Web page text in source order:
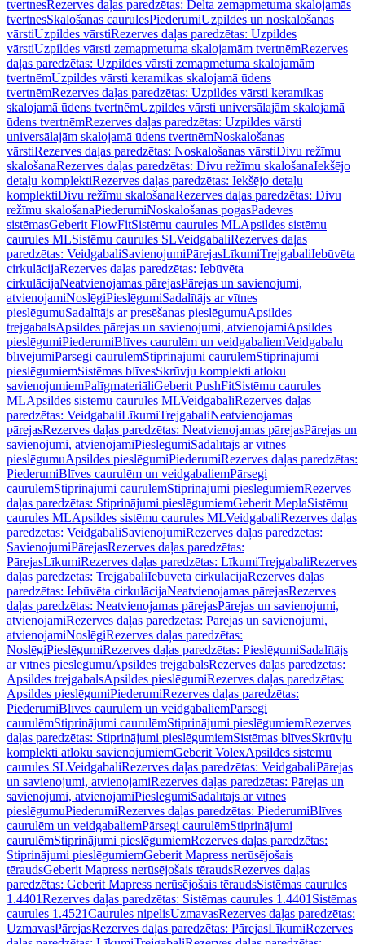
tvertnesRezerves daļas paredzētas: Delta zemapmetuma skalojamās
tvertnesSkalošanas caurulesPiederumiUzpildes un noskalošanas
vārstiUzpildes vārstiRezerves daļas paredzētas: Uzpildes
vārstiUzpildes vārsti zemapmetuma skalojamām tvertnēmRezerves
daļas paredzētas: Uzpildes vārsti zemapmetuma skalojamām
tvertnēmUzpildes vārsti keramikas skalojamā ūdens
tvertnēmRezerves daļas paredzētas: Uzpildes vārsti keramikas
skalojamā ūdens tvertnēmUzpildes vārsti universālajām skalojamā
ūdens tvertnēmRezerves daļas paredzētas: Uzpildes vārsti
universālajām skalojamā ūdens tvertnēmNoskalošanas
vārstiRezerves daļas paredzētas: Noskalošanas vārstiDivu režīmu
skalošanaRezerves daļas paredzētas: Divu režīmu skalošanaIekšējo
detaļu komplektiRezerves daļas paredzētas: Iekšējo detaļu
komplektiDivu režīmu skalošanaRezerves daļas paredzētas: Divu
režīmu skalošanaPiederumiNoskalošanas pogasPadeves
sistēmasGeberit FlowFitSistēmu caurules MLApsildes sistēmu
caurules MLSistēmu caurules SLVeidgabaliRezerves daļas
paredzētas: VeidgabaliSavienojumiPārejasLīkumiTrejgabaliIebūvēta
cirkulācijaRezerves daļas paredzētas: Iebūvēta
cirkulācijaNeatvienojamas pārejasPārejas un savienojumi,
atvienojamiNoslēgiPieslēgumiSadalītājs ar vītnes
pieslēgumuSadalītājs ar presēšanas pieslēgumuApsildes
trejgabalsApsildes pārejas un savienojumi, atvienojamiApsildes
pieslēgumiPiederumiBlīves caurulēm un veidgabaliemVeidgabalu
blīvējumiPārsegi caurulēmStiprinājumi caurulēmStiprinājumi
pieslēgumiemSistēmas blīvesSkrūvju komplekti atloku
savienojumiemPalīgmateriāliGeberit PushFitSistēmu caurules
MLApsildes sistēmu caurules MLVeidgabaliRezerves daļas
paredzētas: VeidgabaliLīkumiTrejgabaliNeatvienojamas
pārejasRezerves daļas paredzētas: Neatvienojamas pārejasPārejas un
savienojumi, atvienojamiPieslēgumiSadalītājs ar vītnes
pieslēgumuApsildes pieslēgumiPiederumiRezerves daļas paredzētas:
PiederumiBlīves caurulēm un veidgabaliemPārsegi
caurulēmStiprinājumi caurulēmStiprinājumi pieslēgumiemRezerves
daļas paredzētas: Stiprinājumi pieslēgumiemGeberit MeplaSistēmu
caurules MLApsildes sistēmu caurules MLVeidgabaliRezerves daļas
paredzētas: VeidgabaliSavienojumiRezerves daļas paredzētas:
SavienojumiPārejasRezerves daļas paredzētas:
PārejasLīkumiRezerves daļas paredzētas: LīkumiTrejgabaliRezerves
daļas paredzētas: TrejgabaliIebūvēta cirkulācijaRezerves daļas
paredzētas: Iebūvēta cirkulācijaNeatvienojamas pārejasRezerves
daļas paredzētas: Neatvienojamas pārejasPārejas un savienojumi,
atvienojamiRezerves daļas paredzētas: Pārejas un savienojumi,
atvienojamiNoslēgiRezerves daļas paredzētas:
NoslēgiPieslēgumiRezerves daļas paredzētas: PieslēgumiSadalītājs
ar vītnes pieslēgumuApsildes trejgabalsRezerves daļas paredzētas:
Apsildes trejgabalsApsildes pieslēgumiRezerves daļas paredzētas:
Apsildes pieslēgumiPiederumiRezerves daļas paredzētas:
PiederumiBlīves caurulēm un veidgabaliemPārsegi
caurulēmStiprinājumi caurulēmStiprinājumi pieslēgumiemRezerves
daļas paredzētas: Stiprinājumi pieslēgumiemSistēmas blīvesSkrūvju
komplekti atloku savienojumiemGeberit VolexApsildes sistēmu
caurules SLVeidgabaliRezerves daļas paredzētas: VeidgabaliPārejas
un savienojumi, atvienojamiRezerves daļas paredzētas: Pārejas un
savienojumi, atvienojamiPieslēgumiSadalītājs ar vītnes
pieslēgumuPiederumiRezerves daļas paredzētas: PiederumiBlīves
caurulēm un veidgabaliemPārsegi caurulēmStiprinājumi
caurulēmStiprinājumi pieslēgumiemRezerves daļas paredzētas:
Stiprinājumi pieslēgumiemGeberit Mapress nerūsējošais
tēraudsGeberit Mapress nerūsējošais tēraudsRezerves daļas
paredzētas: Geberit Mapress nerūsējošais tēraudsSistēmas caurules
1.4401Rezerves daļas paredzētas: Sistēmas caurules 1.4401 Sistēmas
caurules 1.4521Caurules nipelisUzmavasRezerves daļas paredzētas:
UzmavasPārejasRezerves daļas paredzētas: PārejasLīkumiRezerves